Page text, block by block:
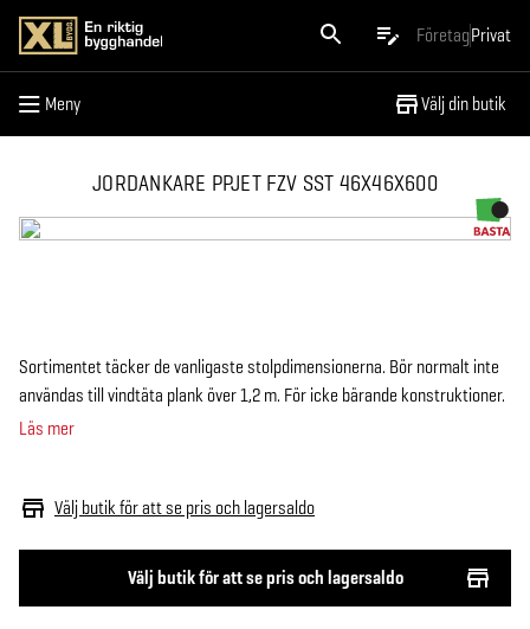
FöretagPrivat
Meny Välj din butik
Meny
JORDANKARE PPJET FZV SST 46X46X600
Välj butik för att se pris och lagersaldo
Välj butik för att se pris och lagersaldo
Sortimentet täcker de vanligaste stolpdimensionerna. Bör normalt inte
användas till vindtäta plank över 1,2 m. För icke bärande konstruktioner.
Läs mer